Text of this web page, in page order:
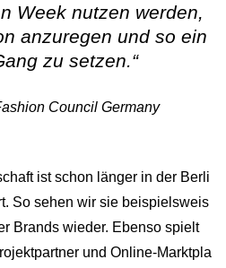
Week nutzen werden,
anzuregen und so ein
zu setzen.“
Council Germany
ist schon länger in der Berli
So sehen wir sie beispielsweis
Brands wieder. Ebenso spielt
und Online-Marktpla